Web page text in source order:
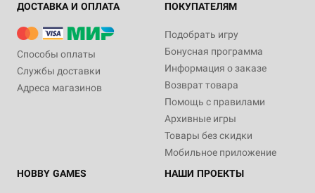
ДОСТАВКА И ОПЛАТА
Способы оплаты
Службы доставки
Адреса магазинов
ПОКУПАТЕЛЯМ
Подобрать игру
Бонусная программа
Информация о заказе
Возврат товара
Помощь с правилами
Архивные игры
Товары без скидки
Мобильное приложение
HOBBY GAMES
НАШИ ПРОЕКТЫ